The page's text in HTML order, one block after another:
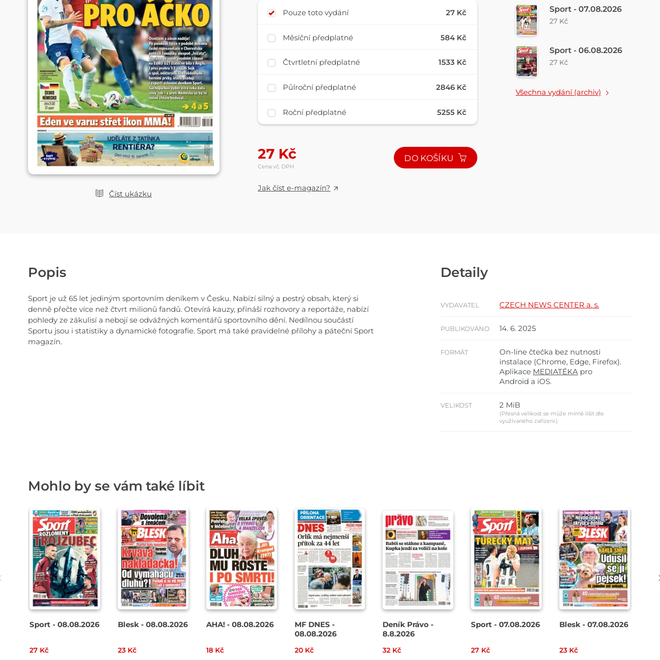
Číst ukázku
Pouze toto vydání 27 Kč
Měsíční předplatné 584 Kč
Čtvrtletní předplatné 1533 Kč
Půlroční předplatné 2846 Kč
Roční předplatné 5255 Kč
27 Kč
Cena vč. DPH
DO KOŠÍKU
Jak číst e-magazín?
Sport - 07.08.2026
27 Kč
Sport - 06.08.2026
27 Kč
Všechna vydání (archiv)
Popis
Sport je už 65 let jediným sportovním deníkem v Česku. Nabízí silný a pestrý obsah, který si
denně přečte více než čtvrt milionů fandů. Otevírá kauzy, přináší rozhovory a reportáže, nabízí
pohledy ze zákulisí a nebojí se odvážných komentářů sportovního dění. Nedílnou součástí
Sportu jsou i statistiky a dynamické fotografie. Sport má také pravidelné přílohy a páteční Sport
magazín.
Detaily
VYDAVATEL CZECH NEWS CENTER a. s.
PUBLIKOVÁNO 14. 6. 2025
FORMÁT
On-line čtečka bez nutnosti
instalace (Chrome, Edge, Firefox).
Aplikace MEDIATÉKA pro
Android a iOS.
VELIKOST 2 MiB
(Přesná velikost se může mírně lišit dle
využívaného zařízení.)
Mohlo by se vám také líbit
Sport - 08.08.2026
27 Kč
Blesk - 08.08.2026
23 Kč
AHA! - 08.08.2026
18 Kč
MF DNES -
08.08.2026
20 Kč
Deník Právo -
8.8.2026
32 Kč
Sport - 07.08.2026
27 Kč
Blesk - 07.08.2026
23 Kč